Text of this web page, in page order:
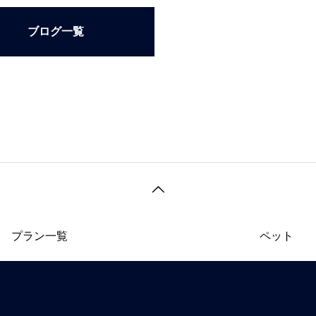
ブログ一覧
プラン一覧 ペット